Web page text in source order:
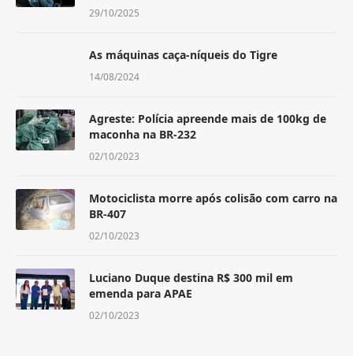
29/10/2025
As máquinas caça-níqueis do Tigre
14/08/2024
Agreste: Polícia apreende mais de 100kg de
maconha na BR-232
02/10/2023
Motociclista morre após colisão com carro na
BR-407
02/10/2023
Luciano Duque destina R$ 300 mil em
emenda para APAE
02/10/2023